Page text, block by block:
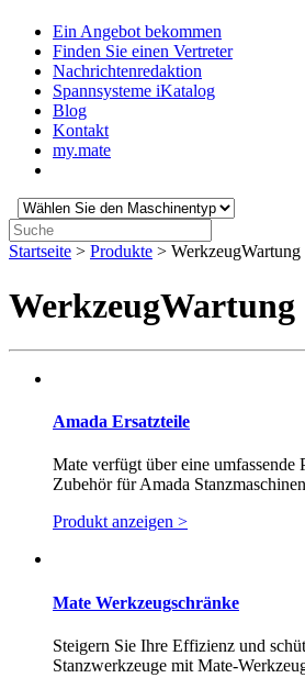
Ein Angebot bekommen
Finden Sie einen Vertreter
Nachrichtenredaktion
Spannsysteme iKatalog
Blog
Kontakt
my.mate
Wählen
Sie
den
Maschinentyp:
Suche:
Startseite > Produkte > WerkzeugWartung
WerkzeugWartung
Amada Ersatzteile
Mate verfügt über eine umfassende
Zubehör für Amada
Produkt anzeigen >
Mate Werkzeugschränke
Steigern Sie Ihre Effizienz und
Stanzwerkzeuge mit Mate-